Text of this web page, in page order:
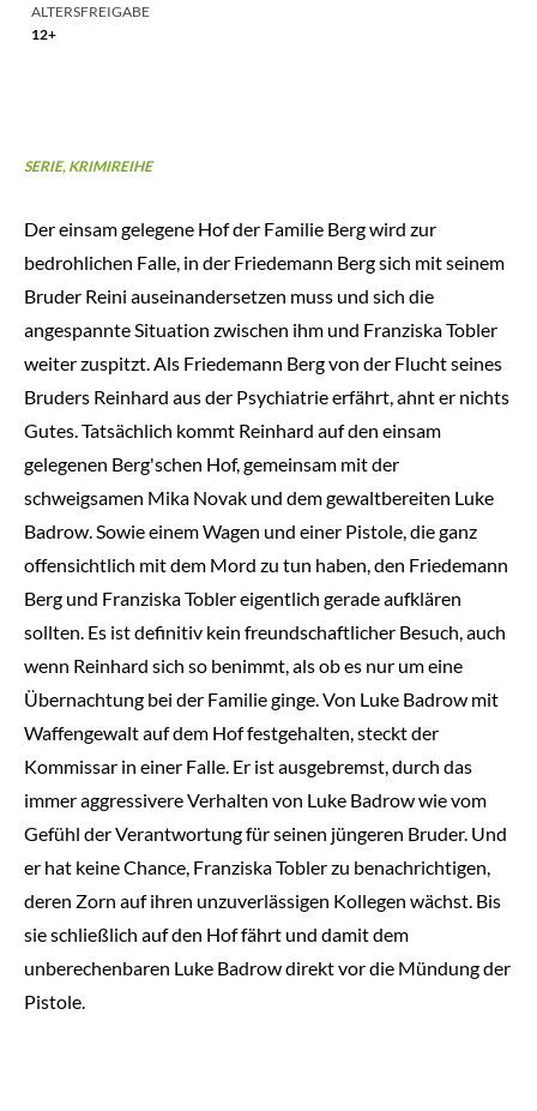
ALTERSFREIGABE
12+
SERIE, KRIMIREIHE
Der einsam gelegene Hof der Familie Berg wird zur
bedrohlichen Falle, in der Friedemann Berg sich mit seinem
Bruder Reini auseinandersetzen muss und sich die
angespannte Situation zwischen ihm und Franziska Tobler
weiter zuspitzt. Als Friedemann Berg von der Flucht seines
Bruders Reinhard aus der Psychiatrie erfährt, ahnt er nichts
Gutes. Tatsächlich kommt Reinhard auf den einsam
gelegenen Berg'schen Hof, gemeinsam mit der
schweigsamen Mika Novak und dem gewaltbereiten Luke
Badrow. Sowie einem Wagen und einer Pistole, die ganz
offensichtlich mit dem Mord zu tun haben, den Friedemann
Berg und Franziska Tobler eigentlich gerade aufklären
sollten. Es ist definitiv kein freundschaftlicher Besuch, auch
wenn Reinhard sich so benimmt, als ob es nur um eine
Übernachtung bei der Familie ginge. Von Luke Badrow mit
Waffengewalt auf dem Hof festgehalten, steckt der
Kommissar in einer Falle. Er ist ausgebremst, durch das
immer aggressivere Verhalten von Luke Badrow wie vom
Gefühl der Verantwortung für seinen jüngeren Bruder. Und
er hat keine Chance, Franziska Tobler zu benachrichtigen,
deren Zorn auf ihren unzuverlässigen Kollegen wächst. Bis
sie schließlich auf den Hof fährt und damit dem
unberechenbaren Luke Badrow direkt vor die Mündung der
Pistole.